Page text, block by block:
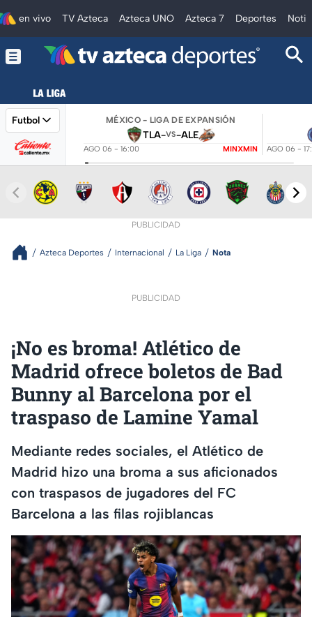
en vivo TV Azteca Azteca UNO Azteca 7 Deportes
Futbol MÉXICO - LIGA DE EXPANSIÓN
TLA-VS-ALE
AGO 06 - 16:00 MINXMIN AGO 06 -
PUBLICIDAD
Azteca Deportes Internacional La Liga Nota
PUBLICIDAD
¡No es broma! Atlético de
Madrid ofrece boletos de Bad
Bunny al Barcelona por el
traspaso de Lamine Yamal
Mediante redes sociales, el Atlético de
Madrid hizo una broma a sus aficionados
con traspasos de jugadores del FC
Barcelona a las filas rojiblancas